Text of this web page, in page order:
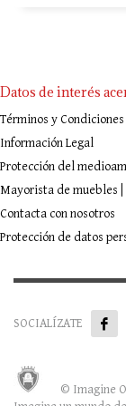
Datos de interés
Términos y
Información Legal
Protección del
Mayorista de muebles
Contacta con nosotros
Protección de datos
SOCIALÍZATE
© Imagine